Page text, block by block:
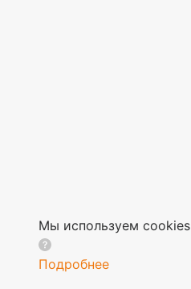
Мы используем cookies
Подробнее